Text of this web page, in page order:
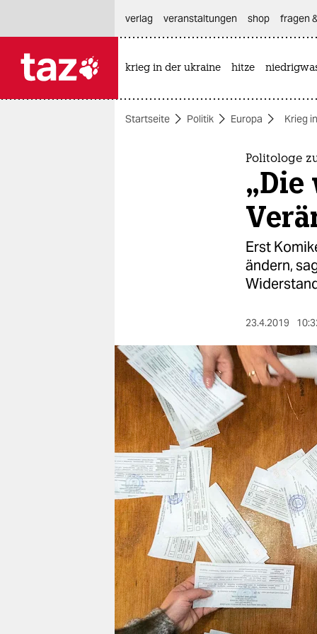
themen
nord
wahrheit
verlag
verlag
veranstaltungen
shop
fragen & hilfe
unterstützen
abo
genossenschaft
verlag
veranstaltungen shop fragen
krieg in der ukraine hitze
Startseite Politik Europa Krieg
Politologe
„Die
Erst
ändern,
23.4.2019